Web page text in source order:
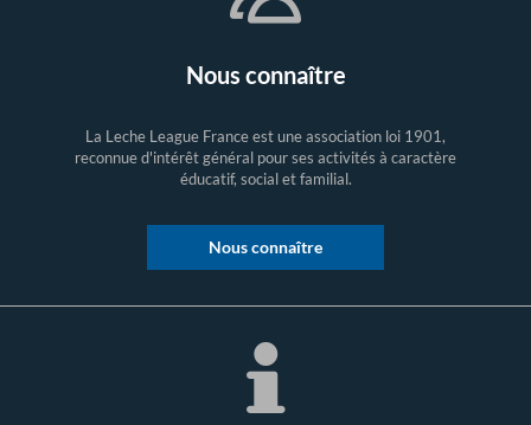
Nous connaître
La Leche League France est une association loi 1901,
reconnue d'intérêt général pour ses activités à caractère
éducatif, social et familial.
Nous connaître